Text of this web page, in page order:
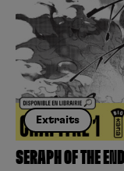
Extraits
SERAPH OF THE